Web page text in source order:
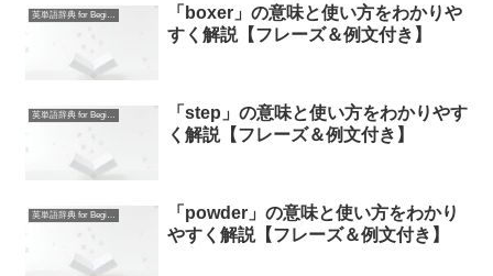
英単語辞典 for Beginners
「boxer」の意味と使い方をわかりや
すく解説【フレーズ＆例文付き】
英単語辞典 for Beginners
「step」の意味と使い方をわかりやす
く解説【フレーズ＆例文付き】
英単語辞典 for Beginners
「powder」の意味と使い方をわかり
やすく解説【フレーズ＆例文付き】